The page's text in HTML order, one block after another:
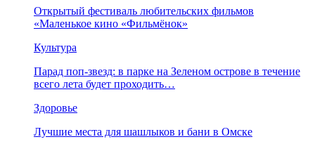
Открытый фестиваль любительских фильмов
«Маленькое кино «Фильмёнок»
Культура
Парад поп-звезд: в парке на Зеленом острове в течение
всего лета будет проходить…
Здоровье
Лучшие места для шашлыков и бани в Омске